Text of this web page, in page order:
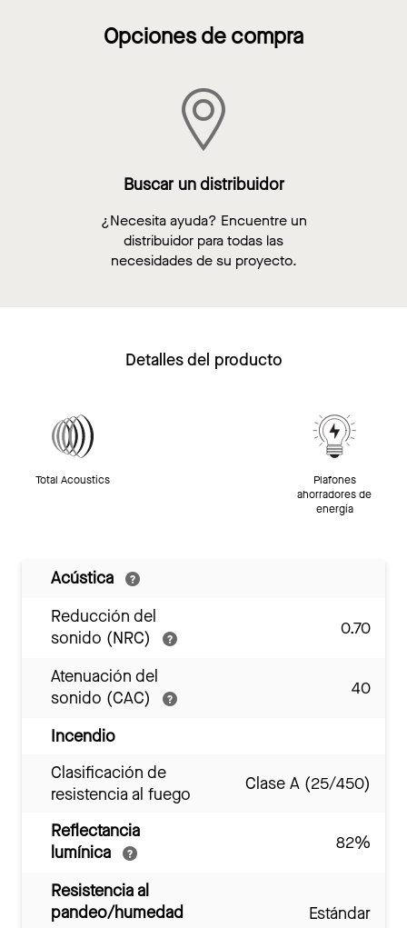
Opciones de compra
Buscar un distribuidor
¿Necesita ayuda? Encuentre un
distribuidor para todas las
necesidades de su proyecto.
Detalles del producto
Total Acoustics
Plafones
ahorradores de
energía
Acústica
Reducción del
sonido (NRC)
0.70
Atenuación del
sonido (CAC)
40
Incendio
Clasificación de
resistencia al fuego
Clase A (25/450)
Reflectancia
lumínica
82%
Resistencia al
pandeo/humedad
Estándar